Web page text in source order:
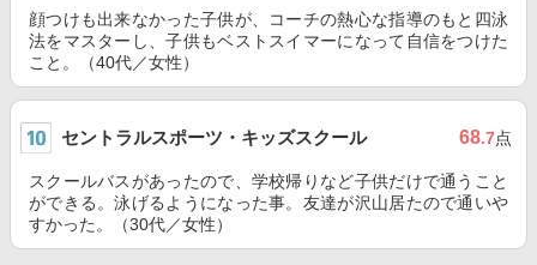
顔つけも出来なかった子供が、コーチの熱心な指導のもと四泳
法をマスターし、子供もベストスイマーになって自信をつけた
こと。（40代／女性）
セントラルスポーツ・キッズスクール 68.7点
スクールバスがあったので、学校帰りなど子供だけで通うこと
ができる。泳げるようになった事。友達が沢山居たので通いや
すかった。（30代／女性）